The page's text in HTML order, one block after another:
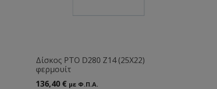
Δίσκος ΡΤΟ D280 Ζ14 (25Χ22)
φερμoυίτ
136,40 € με Φ.Π.Α.